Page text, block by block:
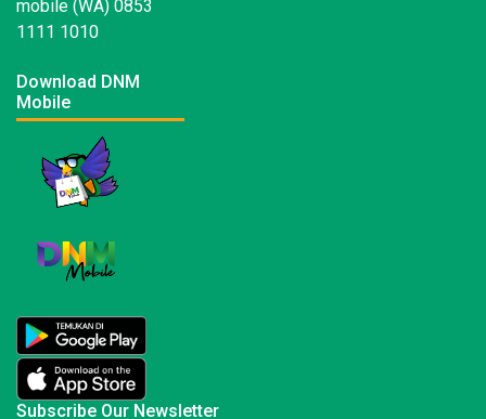
mobile (WA) 0853
1111 1010
Download DNM
Mobile
Subscribe Our Newsletter